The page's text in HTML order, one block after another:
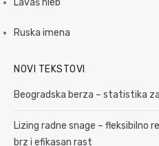
Ruska imena
NOVI TEKSTOVI
Beogradska berza – statistika
Lizing radne snage – fleksibilno
brz i efikasan rast